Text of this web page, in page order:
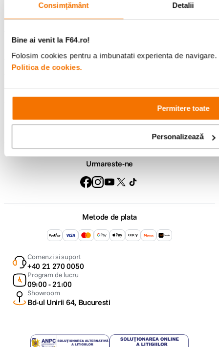
Consimțământ Detalii
Bine ai venit la F64.ro!
Folosim cookies pentru a imbunatati experienta de
Politica de cookies.
Permitere toate
Personalizează
Comenzi si livrare
Suport
Service si garantii
F64 Studio
Urmareste-ne
Metode de plata
Comenzi si suport
+40 21 270 0050
Program de lucru
09:00 - 21:00
Showroom
Bd-ul Unirii 64, Bucuresti